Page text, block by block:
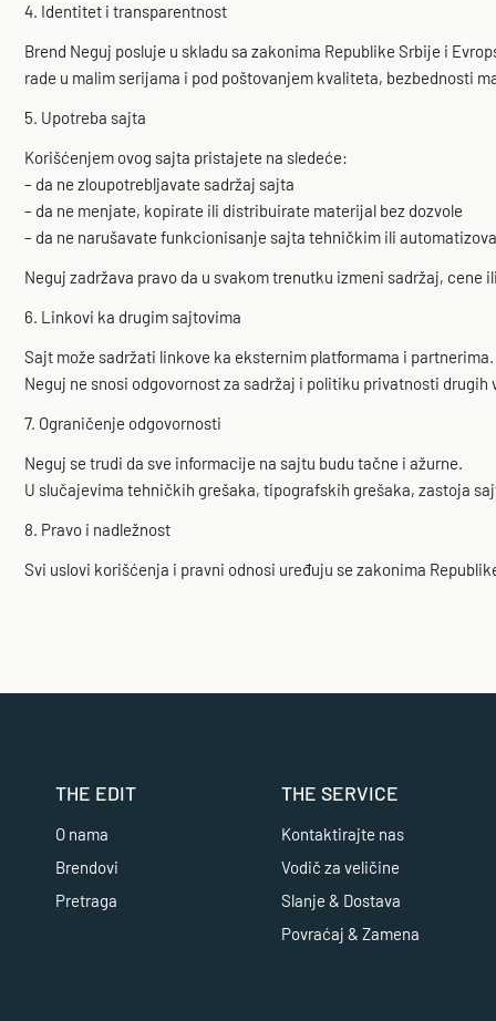
4. Identitet i transparentnost
Brend Neguj posluje u skladu sa zakonima Republike Srbije i
rade u malim serijama i pod poštovanjem kvaliteta, bezbednosti
5. Upotreba sajta
Korišćenjem ovog sajta pristajete na sledeće:
– da ne zloupotrebljavate sadržaj sajta
– da ne menjate, kopirate ili distribuirate materijal bez dozvole
– da ne narušavate funkcionisanje sajta tehničkim ili
Neguj zadržava pravo da u svakom trenutku izmeni sadržaj, cene
6. Linkovi ka drugim sajtovima
Sajt može sadržati linkove ka eksternim platformama i partnerima.
Neguj ne snosi odgovornost za sadržaj i politiku privatnosti drugih
7. Ograničenje odgovornosti
Neguj se trudi da sve informacije na sajtu budu tačne i ažurne.
U slučajevima tehničkih grešaka, tipografskih grešaka, zastoja
8. Pravo i nadležnost
Svi uslovi korišćenja i pravni odnosi uređuju se zakonima Republike
THE EDIT
O nama
Brendovi
Pretraga
THE SERVICE
Kontaktirajte nas
Vodič za veličine
Slanje & Dostava
Povraćaj & Zamena